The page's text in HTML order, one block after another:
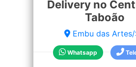
Delivery no
Taboão
Embu das Artes/
Whatsapp